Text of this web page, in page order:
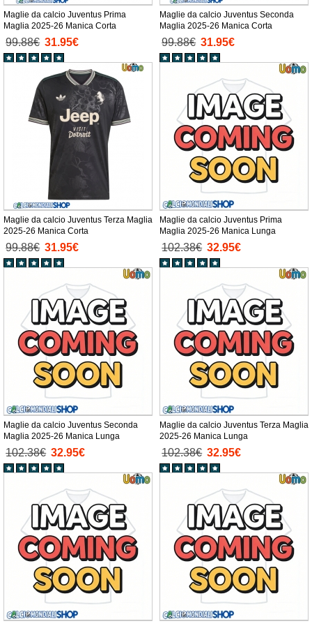
Maglie da calcio Juventus Prima
Maglia 2025-26 Manica Corta
99.88€ 31.95€
Maglie da calcio Juventus Seconda
Maglia 2025-26 Manica Corta
99.88€ 31.95€
Maglie da calcio Juventus Terza Maglia
2025-26 Manica Corta
99.88€ 31.95€
Maglie da calcio Juventus Prima
Maglia 2025-26 Manica Lunga
102.38€ 32.95€
Maglie da calcio Juventus Seconda
Maglia 2025-26 Manica Lunga
102.38€ 32.95€
Maglie da calcio Juventus Terza Maglia
2025-26 Manica Lunga
102.38€ 32.95€